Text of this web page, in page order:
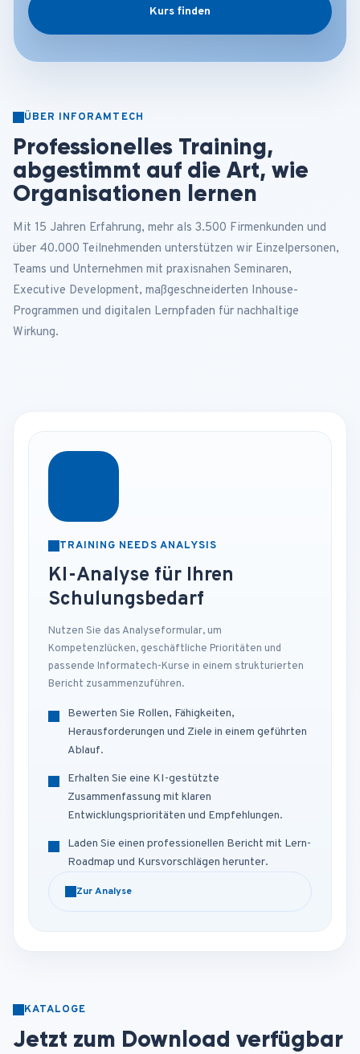
Kurs finden
ÜBER INFORAMTECH
Professionelles Training,
abgestimmt auf die Art, wie
Organisationen lernen
Mit 15 Jahren Erfahrung, mehr als 3.500 Firmenkunden und
über 40.000 Teilnehmenden unterstützen wir Einzelpersonen,
Teams und Unternehmen mit praxisnahen Seminaren,
Executive Development, maßgeschneiderten Inhouse-
Programmen und digitalen Lernpfaden für nachhaltige
Wirkung.
TRAINING NEEDS ANALYSIS
KI-Analyse für Ihren
Schulungsbedarf
Nutzen Sie das Analyseformular, um
Kompetenzlücken, geschäftliche Prioritäten und
passende Informatech-Kurse in einem strukturierten
Bericht zusammenzuführen.
Bewerten Sie Rollen, Fähigkeiten,
Herausforderungen und Ziele in einem geführten
Ablauf.
Erhalten Sie eine KI-gestützte
Zusammenfassung mit klaren
Entwicklungsprioritäten und Empfehlungen.
Laden Sie einen professionellen Bericht mit Lern-
Roadmap und Kursvorschlägen herunter.
Zur Analyse
KATALOGE
Jetzt zum Download verfügbar